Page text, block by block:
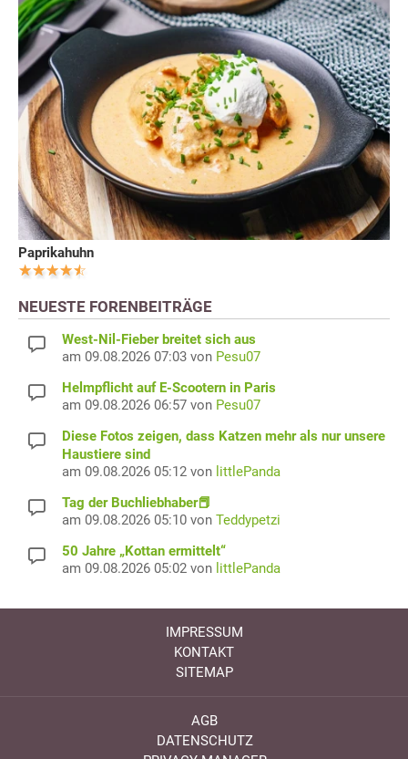
Paprikahuhn
NEUESTE FORENBEITRÄGE
West-Nil-Fieber breitet sich aus
am 09.08.2026 07:03 von Pesu07
Helmpflicht auf E-Scootern in Paris
am 09.08.2026 06:57 von Pesu07
Diese Fotos zeigen, dass Katzen mehr als nur unsere
Haustiere sind
am 09.08.2026 05:12 von littlePanda
Tag der Buchliebhaber📕
am 09.08.2026 05:10 von Teddypetzi
50 Jahre „Kottan ermittelt“
am 09.08.2026 05:02 von littlePanda
IMPRESSUM
KONTAKT
SITEMAP
AGB
DATENSCHUTZ